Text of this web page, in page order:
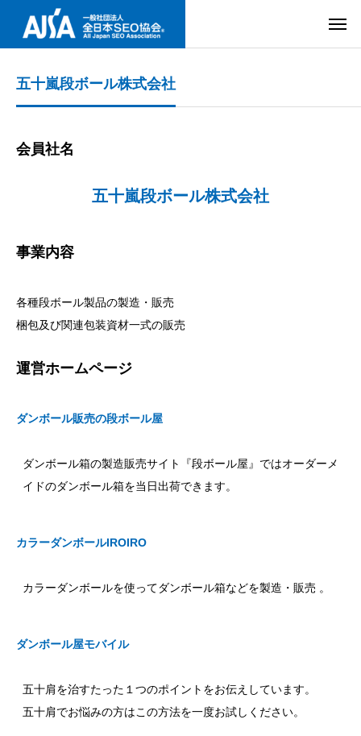
五十嵐段ボール株式会社
会員社名
五十嵐段ボール株式会社
事業内容
各種段ボール製品の製造・販売
梱包及び関連包装資材一式の販売
運営ホームページ
ダンボール販売の段ボール屋
ダンボール箱の製造販売サイト『段ボール屋』ではオーダーメ
イドのダンボール箱を当日出荷できます。
カラーダンボールIROIRO
カラーダンボールを使ってダンボール箱などを製造・販売 。
ダンボール屋モバイル
五十肩を治すたった１つのポイントをお伝えしています。
五十肩でお悩みの方はこの方法を一度お試しください。